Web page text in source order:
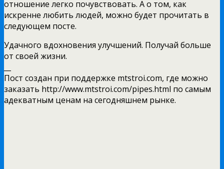
отношение легко почувствовать. А о том, как
искренне любить людей, можно будет прочитать в
следующем посте.
Удачного вдохновения улучшений. Получай больше
от своей жизни.
Пост создан при поддержке mtstroi.com, где можно
заказать http://www.mtstroi.com/pipes.html по самым
адекватным ценам на сегодняшнем рынке.